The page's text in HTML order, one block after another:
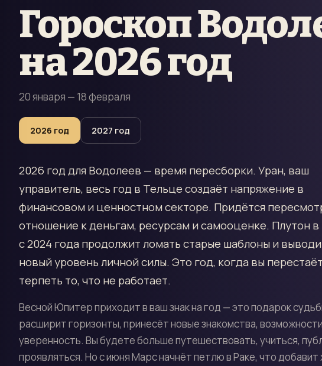
Гороскоп
на2026 год
20 января — 18 февраля
2026 год 2027 год
2026 год для Водолеев — время пересборки. Уран, ваш
управитель, весь год в Тельце создаёт напряжение в
финансовом и ценностном секторе. Придётся
отношение к деньгам, ресурсам и самооценке. Плутон
с 2024 года продолжит ломать старые шаблоны и
новый уровень личной силы. Это год, когда вы
терпеть то, что не работает.
Весной Юпитер приходит в ваш знак на год — это подарок
расширит горизонты, принесёт новые знакомства,
уверенность. Вы будете больше путешествовать, учиться,
проявляться. Но с июня Марс начнёт петлю в Раке, что добавит